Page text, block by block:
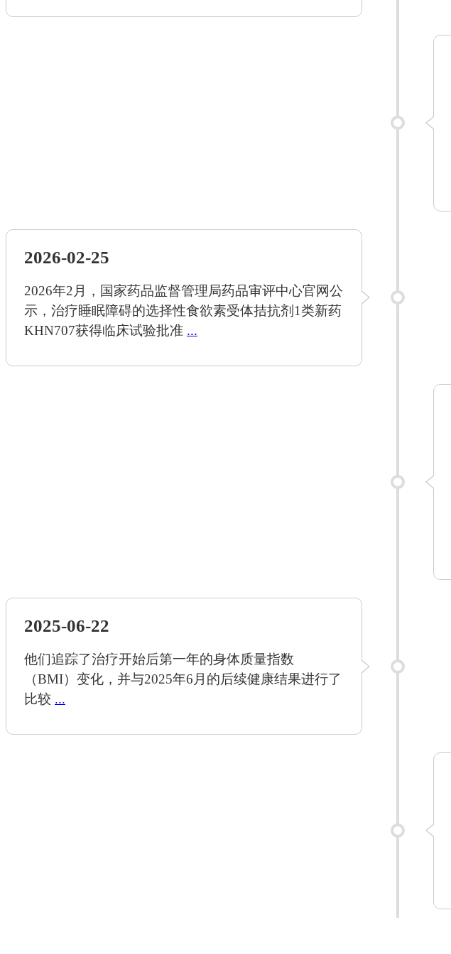
2026-02-25
2026年2月，国家药品监督管理局药品审评中心官网公
示，治疗睡眠障碍的选择性食欲素受体拮抗剂1类新药
KHN707获得临床试验批准 ...
2025-06-22
他们追踪了治疗开始后第一年的身体质量指数
（BMI）变化，并与2025年6月的后续健康结果进行了
比较 ...